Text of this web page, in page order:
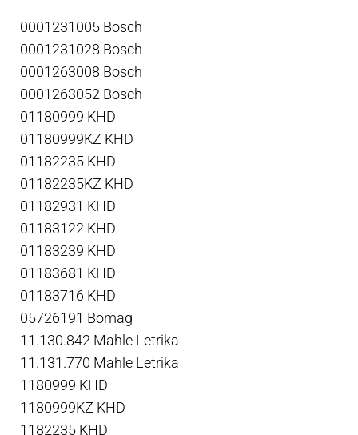
0001231005 Bosch
0001231028 Bosch
0001263008 Bosch
0001263052 Bosch
01180999 KHD
01180999KZ KHD
01182235 KHD
01182235KZ KHD
01182931 KHD
01183122 KHD
01183239 KHD
01183681 KHD
01183716 KHD
05726191 Bomag
11.130.842 Mahle Letrika
11.131.770 Mahle Letrika
1180999 KHD
1180999KZ KHD
1182235 KHD